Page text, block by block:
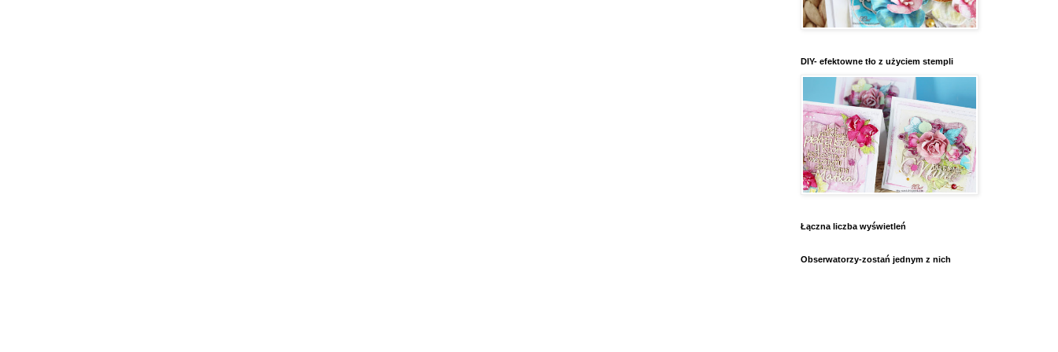
DIY- efektowne tło z użyciem stempli
Łączna liczba wyświetleń
Obserwatorzy-zostań jednym z nich